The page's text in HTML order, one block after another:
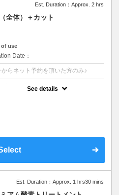
Est. Duration：Approx. 2 hrs
全体）＋カット
of use
Date：
からネット予約を頂いた方のみ♪
See details
Est. Duration：Approx. 1 hrs30 mins